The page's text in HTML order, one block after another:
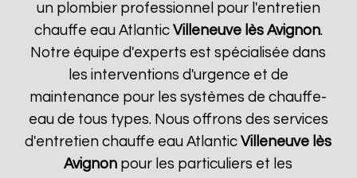
un plombier professionnel pour l'entretien
chauffe eau Atlantic Villeneuve lès Avignon.
Notre équipe d'experts est spécialisée dans
les interventions d'urgence et de
maintenance pour les systèmes de chauffe-
eau de tous types. Nous offrons des services
d'entretien chauffe eau AtlanticVilleneuve lès
Avignon pour les particuliers et les